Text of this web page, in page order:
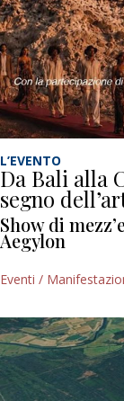
L’EVENTO
Da Bali alla
segno
Show di
Aegylon
Eventi /